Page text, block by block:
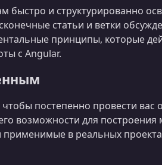
быстро и структурированно
статьи и ветки
принципы, которые
с Angular.
постепенно провести вас
возможности для
применимые в реальных